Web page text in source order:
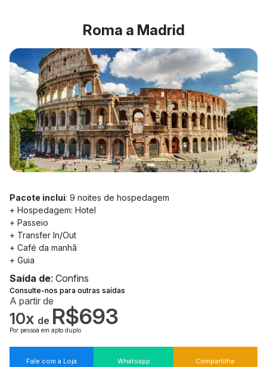
Roma a Madrid
Pacote inclui: 9 noites de hospedagem
+ Hospedagem: Hotel
+ Passeio
+ Transfer In/Out
+ Café da manhã
+ Guia
Saída de: Confins
Consulte-nos para outras saídas
A partir de
10x de R$693
Por pessoa em apto duplo
Fale com a Loja Whatsapp Compartilhe